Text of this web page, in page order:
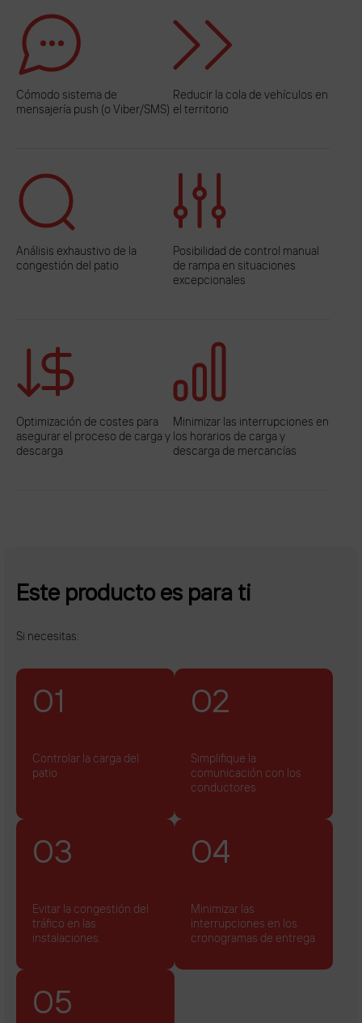
Cómodo sistema de
mensajería push (o Viber/SMS)
Reducir la cola de vehículos en
el territorio
Análisis exhaustivo de la
congestión del patio
Posibilidad de control manual
de rampa en situaciones
excepcionales
Optimización de costes para
asegurar el proceso de carga y
descarga
Minimizar las interrupciones en
los horarios de carga y
descarga de mercancías
Este producto es para ti
Si necesitas:
01
Controlar la carga del
patio
02
Simplifique la
comunicación con los
conductores
03
Evitar la congestión del
tráfico en las
instalaciones.
04
Minimizar las
interrupciones en los
cronogramas de entrega
05